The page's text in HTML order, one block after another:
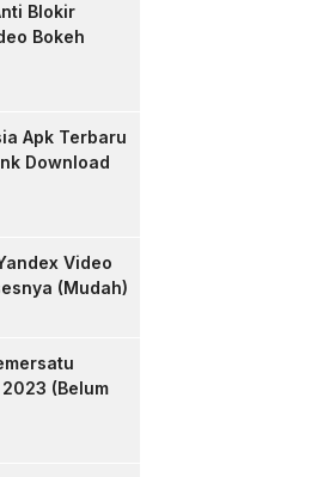
Blokir
Bokeh
Apk Terbaru
Download
Video
(Mudah)
(Belum